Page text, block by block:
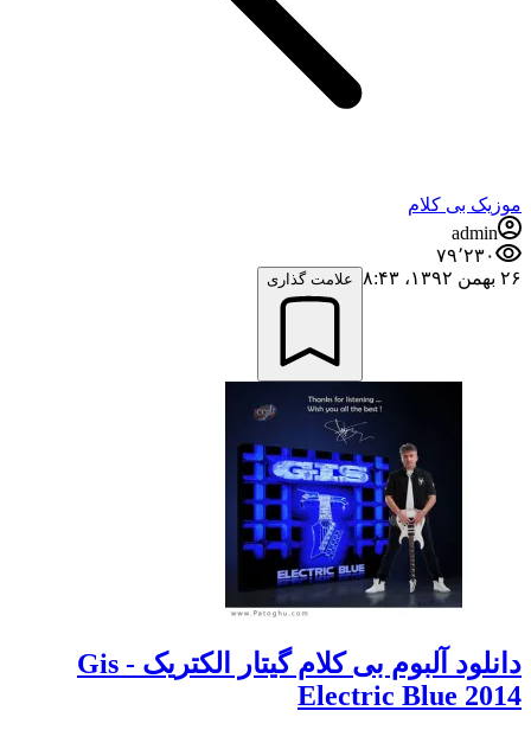
موزیک بی کلام
admin
۷۹٬۲۳۰
۲۶ بهمن ۱۳۹۲،‏ ۸:۴۳
علامت گذاری
دانلود آلبوم بی کلام گیتار الکتریک Gis -
Electric Blue 2014